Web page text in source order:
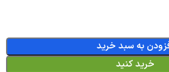
به سبد خرید
خرید کنید